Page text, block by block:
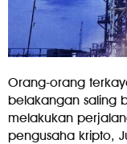
Orang-orang
belakangan saling
melakukan
pengusaha kripto,